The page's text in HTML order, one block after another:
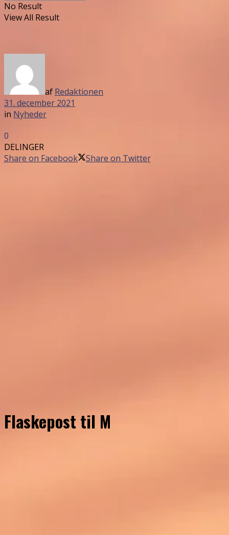
No Result
View All Result
af Redaktionen
31. december 2021
in Nyheder
0
DELINGER
Share on Facebook
Share on Twitter
Flaskepost til M